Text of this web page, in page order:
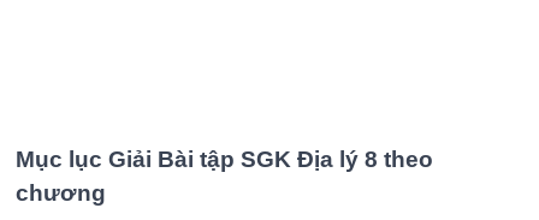
Mục lục Giải Bài tập SGK Địa lý 8 theo
chương